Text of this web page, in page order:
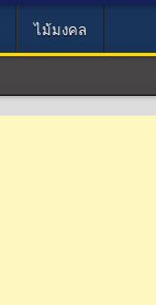
ไม้มงคล